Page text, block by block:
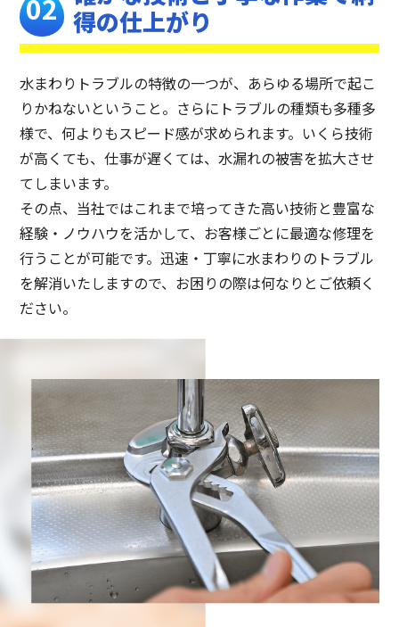
得の仕上がり
水まわりトラブルの特徴の一つが、あらゆる場所で起こ
りかねないということ。さらにトラブルの種類も多種多
様で、何よりもスピード感が求められます。いくら技術
が高くても、仕事が遅くては、水漏れの被害を拡大させ
てしまいます。
その点、当社ではこれまで培ってきた高い技術と豊富な
経験・ノウハウを活かして、お客様ごとに最適な修理を
行うことが可能です。迅速・丁寧に水まわりのトラブル
を解消いたしますので、お困りの際は何なりとご依頼く
ださい。